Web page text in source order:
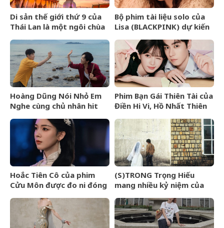
Di sản thế giới thứ 9 của
Thái Lan là một ngôi chùa
Bộ phim tài liệu solo của
Lisa (BLACKPINK) dự kiến
TIFF 2026
Hoàng Dũng Nói Nhỏ Em
Nghe cùng chủ nhân hit
Phim Bạn Gái Thiên Tài của
Điền Hi Vi, Hồ Nhất Thiên
kịch bản phi lý
Hoắc Tiên Cô của phim
Cửu Môn được đo ni đóng
(S)TRONG Trọng Hiếu
mang nhiều kỷ niệm của
vẫn yêu em) đến giây cuối
cùng